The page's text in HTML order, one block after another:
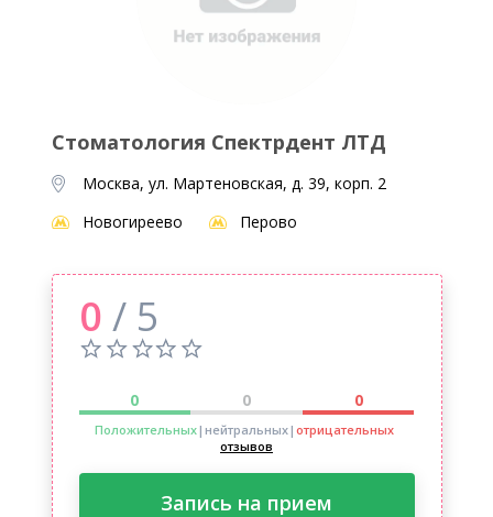
Стоматология Спектрдент ЛТД
Москва, ул. Мартеновская, д. 39, корп. 2
Новогиреево
Перово
0 / 5
0 0 0
Положительных|нейтральных| отрицательных
отзывов
Запись на прием